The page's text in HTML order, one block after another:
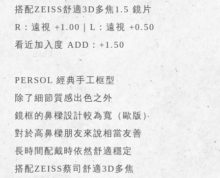
搭配ZEISS舒適3D多焦1.5 鏡片
R：遠視 +1.00｜L：遠視 +0.50
看近加入度 ADD：+1.50
PERSOL 經典手工框型
除了細節質感出色之外
鏡框的鼻樑設計較為寬（歐版）
對於高鼻樑朋友來說相當友善
長時間配戴時依然舒適穩定
搭配ZEISS蔡司舒適3D多焦